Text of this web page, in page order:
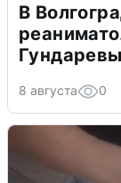
В
8 августа 0